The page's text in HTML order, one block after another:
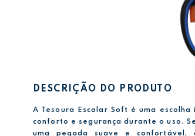
DESCRIÇÃO DO PRODUTO
A Tesoura Escolar Soft é uma
conforto e segurança durante o uso.
uma pegada suave e confortável,